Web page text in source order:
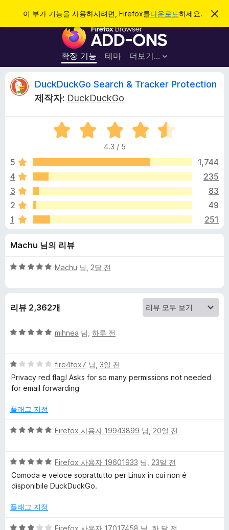
이 부가 기능을 사용하시려면, Firefox를다운로드하세요.
이
림
F
r
e
x
라
우
저
부
기
능
확장 기능 테마 더보기…
로그인
D
k
D
u
c
k
o
S
e
a
r
c
h
&
T
DuckDuckGo Search & Tracker Protection
제작자: DuckDuckGo
5
점
점
4
3
4.3 / 5
5
1,744
4
235
3
83
2
49
1
251
Machu 님의 리뷰
5
에
점
Machu 님, 2달 전
리뷰 2,362개
5
점
에
5
mihnea 님, 하루 전
5
점
만
에
점
fire4fox7 님, 3일 전
Privacy red flag! Asks for so many permissions not needed
for email forwarding
플래그 지정
5
점
에
5
Firefox 사용자 19943899 님, 20일 전
5
점
만
에
점
Firefox 사용자 19601933 님, 23일 전
Comoda e veloce soprattutto per Linux in cui non é
disponibile DuckDuckGo.
플래그 지정
5
Firefox 사용자 17017458 님, 한 달 전